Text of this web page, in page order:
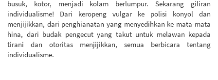
busuk, kotor, menjadi kolam berlumpur. Sekarang giliran
individualisme! Dari keropeng vulgar ke polisi konyol dan
menjijikkan, dari penghianatan yang menyedihkan ke mata-mata
hina, dari budak pengecut yang takut untuk melawan kepada
tirani dan otoritas menjijikkan, semua berbicara tentang
individualisme.